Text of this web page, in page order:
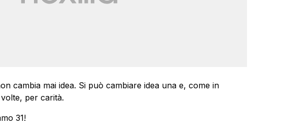
cambia mai idea. Si può cambiare idea una e, come in
per carità.
31!